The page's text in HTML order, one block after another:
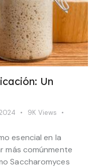
Un
9K Views
esencial en la
más comúnmente
Saccharomyces